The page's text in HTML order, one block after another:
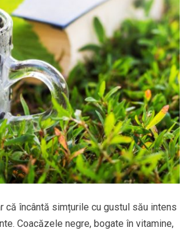
că încântă simțurile cu gustul său intens
Coacăzele negre, bogate în vitamine,